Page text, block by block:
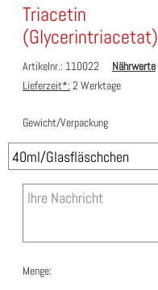
Triacetin
(Glycerintriacetat)
Artikelnr.: 110022
Nährwerte
Lieferzeit*: 2 Werktage
Gewicht/Verpackung
Menge: